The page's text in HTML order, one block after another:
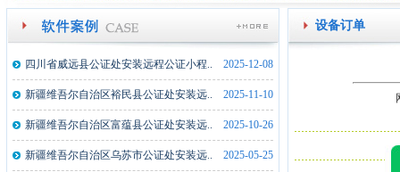
四川省威远县公证处安装远程公证小程.. 2025-12-08
新疆维吾尔自治区裕民县公证处安装远.. 2025-11-10
新疆维吾尔自治区富蕴县公证处安装远.. 2025-10-26
新疆维吾尔自治区乌苏市公证处安装远.. 2025-05-25
设备订单